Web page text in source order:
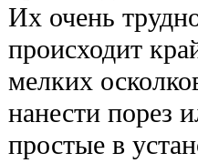
Их очень
происходит
мелких
нанести порез
простые в